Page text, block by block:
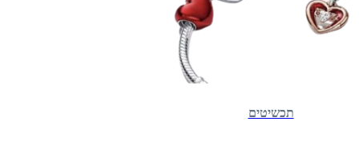
תכשיטים